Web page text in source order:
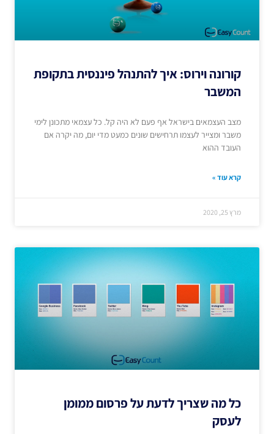
קורונה וירוס: איך להתנהל פיננסית בתקופת
המשבר
מצב העצמאים בישראל אף פעם לא היה קל. כל עצמאי מתכונן לימי
משבר ומצייר לעצמו תרחישים שונים כמעט מדי יום, מה יקרה אם
העובד ההוא
קרא עוד »
מרץ 25, 2020
כל מה שצריך לדעת על פרסום ממומן
לעסק